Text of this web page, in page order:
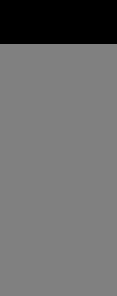
content